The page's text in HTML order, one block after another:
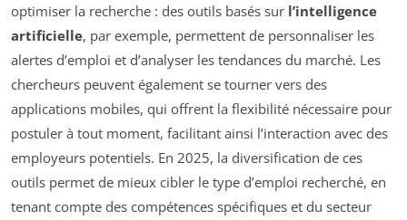
optimiser la recherche : des outils basés sur l’intelligence
artificielle, par exemple, permettent de personnaliser les
alertes d’emploi et d’analyser les tendances du marché. Les
chercheurs peuvent également se tourner vers des
applications mobiles, qui offrent la flexibilité nécessaire pour
postuler à tout moment, facilitant ainsi l’interaction avec des
employeurs potentiels. En 2025, la diversification de ces
outils permet de mieux cibler le type d’emploi recherché, en
tenant compte des compétences spécifiques et du secteur